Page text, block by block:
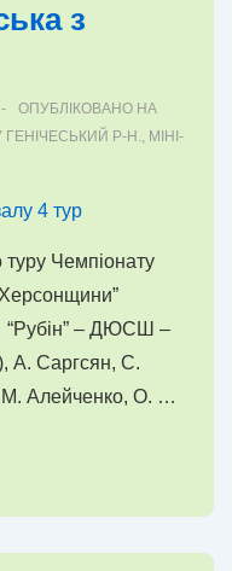
з
ОПУБЛІКОВАНО НА
ГЕНІЧЕСЬКИЙ Р-Н., МІНІ-
туру Чемпіонату
Херсонщини”
“Рубін” – ДЮСШ –
А. Саргсян, С.
М. Алейченко, О. …